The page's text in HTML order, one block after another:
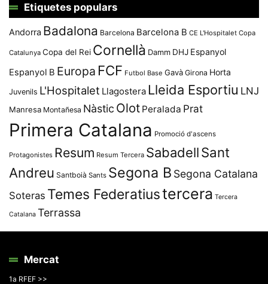
Etiquetes populars
Andorra Badalona Barcelona Barcelona B CE L'Hospitalet Copa
Catalunya Copa del Rei Cornellà Damm DHJ Espanyol
Espanyol B Europa FCF Futbol Base Gavà Girona Horta
Juvenils L'Hospitalet Llagostera Lleida Esportiu LNJ
Manresa Montañesa Nàstic Olot Peralada Prat
Primera Catalana Promoció d'ascens
Protagonistes Resum Resum Tercera SabadellSant
Andreu Santboià Sants Segona B Segona Catalana
Soteras Temes Federatiustercera Tercera
Catalana Terrassa
Mercat
1a RFEF >>